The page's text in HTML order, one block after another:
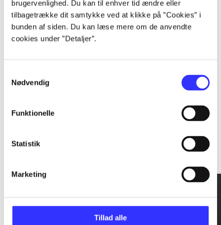
brugervenlighed. Du kan til enhver tid ændre eller
tilbagetrække dit samtykke ved at klikke på ”Cookies” i
bunden af siden. Du kan læse mere om de anvendte
cookies under ”Detaljer”.
Nødvendig
Funktionelle
Statistik
Marketing
Tillad alle
...